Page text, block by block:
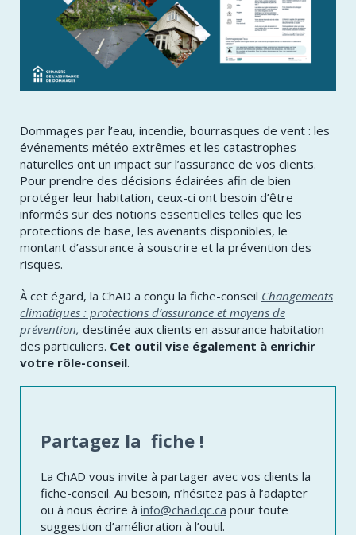
Dommages par l’eau, incendie, bourrasques de vent : les
événements météo extrêmes et les catastrophes
naturelles ont un impact sur l’assurance de vos clients.
Pour prendre des décisions éclairées afin de bien
protéger leur habitation, ceux-ci ont besoin d’être
informés sur des notions essentielles telles que les
protections de base, les avenants disponibles, le
montant d’assurance à souscrire et la prévention des
risques.
À cet égard, la ChAD a conçu la fiche-conseil Changements
climatiques : protections d’assurance et moyens de
prévention, destinée aux clients en assurance habitation
des particuliers. Cet outil vise également à enrichir
votre rôle-conseil.
Partagez la fiche !
La ChAD vous invite à partager avec vos clients la
fiche-conseil. Au besoin, n’hésitez pas à l’adapter
ou à nous écrire à info@chad.qc.ca pour toute
suggestion d’amélioration à l’outil.